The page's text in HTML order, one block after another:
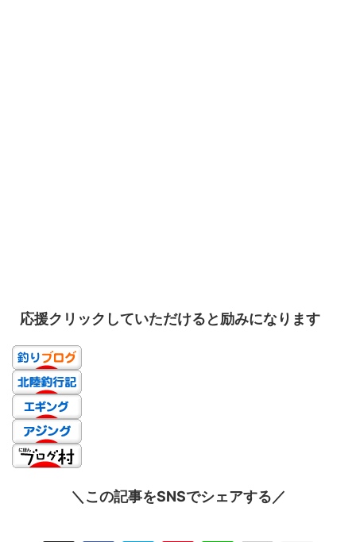
応援クリックしていただけると励みになります
＼この記事をSNSでシェアする／